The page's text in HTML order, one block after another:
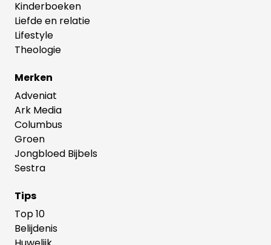
Kinderboeken
Liefde en relatie
Lifestyle
Theologie
Merken
Adveniat
Ark Media
Columbus
Groen
Jongbloed Bijbels
Sestra
Tips
Top 10
Belijdenis